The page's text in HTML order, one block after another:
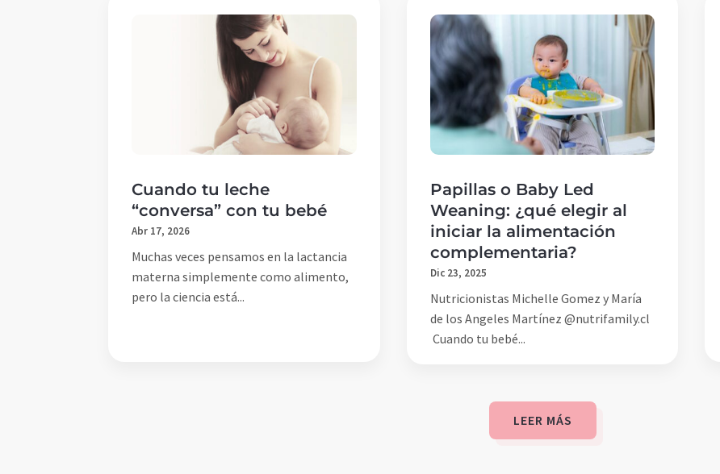
Cuando tu leche
“conversa” con tu bebé
Abr 17, 2026
Muchas veces pensamos en la lactancia
materna simplemente como alimento,
pero la ciencia está...
Papillas o Baby Led
Weaning: ¿qué elegir al
iniciar la alimentación
complementaria?
Dic 23, 2025
Nutricionistas Michelle Gomez y María
de los Angeles Martínez @nutrifamily.cl
Cuando tu bebé...
LEER MÁS